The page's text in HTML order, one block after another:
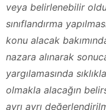
veya belirlenebilir
sınıflandırma
konu alacak
nazara alınarak
yargılamasında
olmakla alacağın
ayrı ayrı